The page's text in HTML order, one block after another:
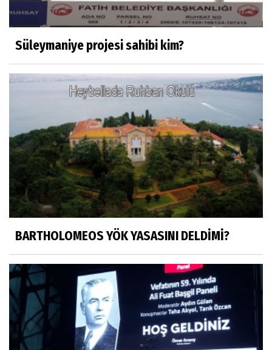
Yapay zekâ platformlarında ebeveyn
kontrolü sağlamak
OLANIN ÖZETİ!.
HÜSEYİN MOVİT
HÜSEYİN MOVİT ABİMİZİN SON
PAYLAŞIMLARI
Prof. Dr. Nevzat Gözaydın
"Bir gecede millet cahil kaldı Alfabemiz
Sosyal medya
Gönenli Mehmet efendi kıssalarından biri
RIZK
Arşiv haberlerimiz
TÜRKİYEYE DEMOKRASI ŞIP DİYE GELMEDİ
Süleymaniye projesi sahibi kim?
BARTHOLOMEOS YÖK YASASINI DELDİMİ?